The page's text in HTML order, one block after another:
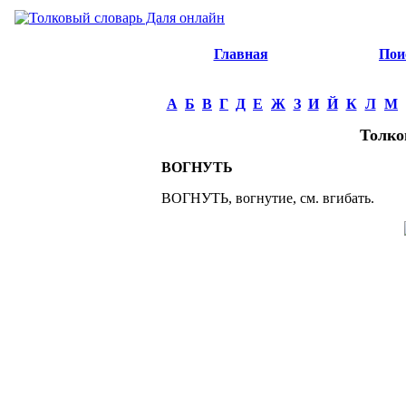
Главная
А Б В Г Д Е Ж З И Й К Л М
ВОГНУТЬ
ВОГНУТЬ, вогнутие, см. вгибать.